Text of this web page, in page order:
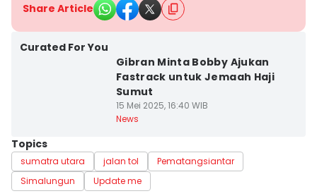
Share Article
Curated For You
Gibran Minta Bobby Ajukan
Fastrack untuk Jemaah Haji
Sumut
15 Mei 2025, 16:40 WIB
News
Topics
sumatra utara jalan tol
Pematangsiantar
Simalungun
Update me